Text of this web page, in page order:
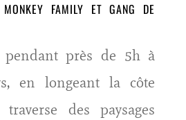
FAMILY ET GANG DE
pendant près de 5h à
en longeant la côte
des paysages